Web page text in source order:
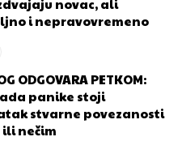
novac, ali
i nepravovremeno
ODGOVARA PETKOM:
panike stoji
stvarne povezanosti
ili nečim